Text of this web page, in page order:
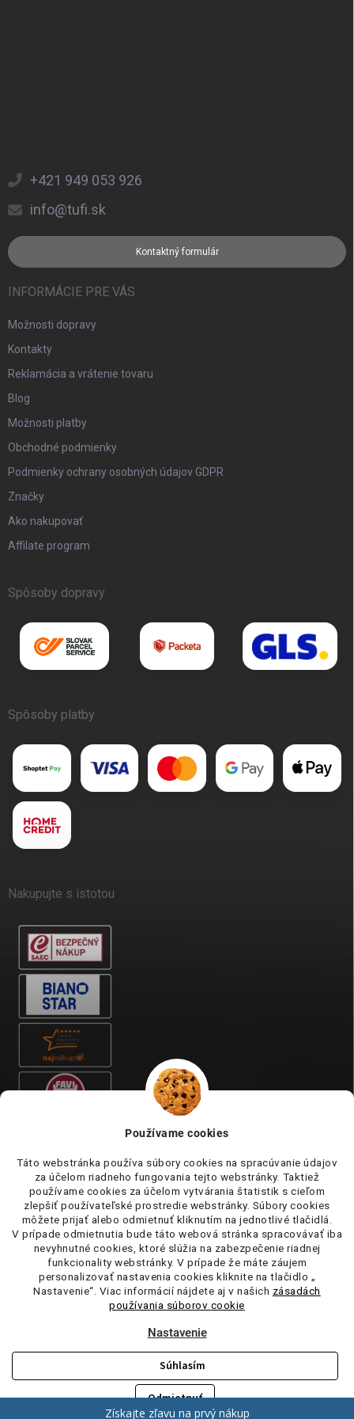
Používame cookies
Táto webstránka používa súbory cookies na spracúvanie údajov
za účelom riadneho fungovania tejto webstránky. Taktiež
používame cookies za účelom vytvárania štatistik s cieľom
zlepšiť používateľské prostredie webstránky. Súbory cookies
môžete prijať alebo odmietnuť kliknutím na jednotlivé tlačidlá.
V prípade odmietnutia bude táto webová stránka spracovávať iba
nevyhnutné cookies, ktoré slúžia na zabezpečenie riadnej
funkcionality webstránky. V prípade že máte záujem
personalizovať nastavenia cookies kliknite na tlačidlo „
Nastavenie“. Viac informácií nájdete aj v našich zásadách
používania súborov cookie
Nastavenie
Odmietnuť
Súhlasím
+421 949 053 926
info@tufi.sk
Kontaktný formulár
INFORMÁCIE PRE VÁS
Možnosti dopravy
Kontakty
Reklamácia a vrátenie tovaru
Blog
Možnosti platby
Obchodné podmienky
Podmienky ochrany osobných údajov GDPR
Značky
Ako nakupovať
Affilate program
Spôsoby dopravy
Spôsoby platby
Nakupujte s istotou
. Všetky práva vyhradené.
cookies
Získajte zľavu na prvý nákup